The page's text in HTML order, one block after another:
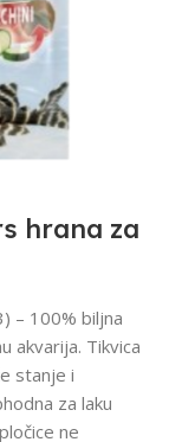
hrana za
– 100% biljna
akvarija. Tikvica
stanje i
za laku
ne